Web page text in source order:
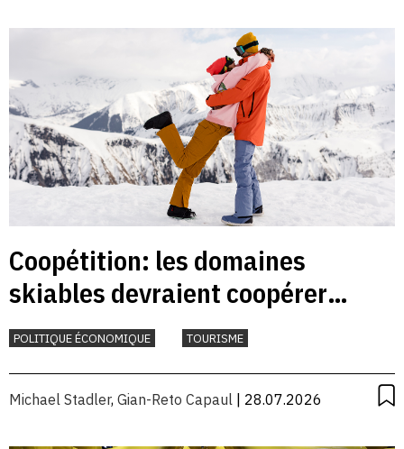
Coopétition: les domaines
skiables devraient coopérer
davantage
POLITIQUE ÉCONOMIQUE TOURISME
Michael Stadler, Gian-Reto Capaul | 28.07.2026